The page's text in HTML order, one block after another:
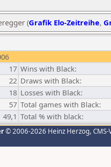
(Grafik Elo-Zeitreihe,
17 Wins with Black:
22 Draws with Black:
18 Losses with Black:
57 Total games with Black:
49,1 Total % with black:
© 2006-2026 Heinz Herzog,